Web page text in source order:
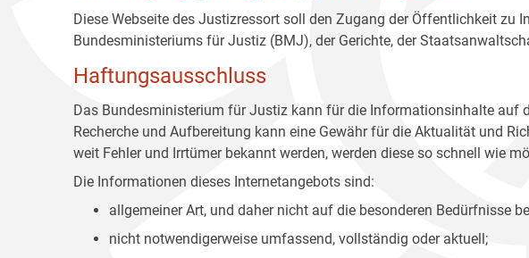
Diese Webseite des Justizressort soll den Zugang der Öffentlichkeit
Bundesministeriums für Justiz (BMJ), der Gerichte, der
Haftungsausschluss
Das Bundesministerium für Justiz kann für die Informationsinhalte auf
Recherche und Aufbereitung kann eine Gewähr für die Aktualität und
weit Fehler und Irrtümer bekannt werden, werden diese so schnell wie
Die Informationen dieses Internetangebots sind:
allgemeiner Art, und daher nicht auf die besonderen Bedürfnisse
nicht notwendigerweise umfassend, vollständig oder aktuell;